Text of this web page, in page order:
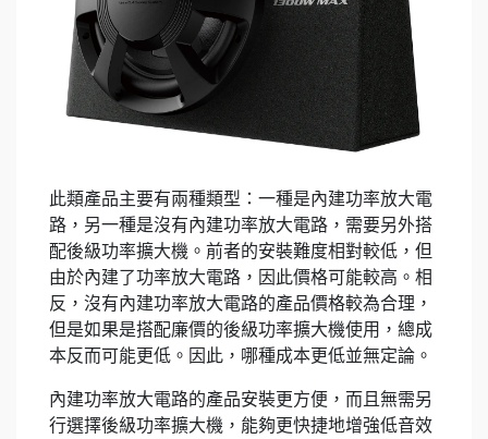
此類產品主要有兩種類型：一種是內建功率放大電
路，另一種是沒有內建功率放大電路，需要另外搭
配後級功率擴大機。前者的安裝難度相對較低，但
由於內建了功率放大電路，因此價格可能較高。相
反，沒有內建功率放大電路的產品價格較為合理，
但是如果是搭配廉價的後級功率擴大機使用，總成
本反而可能更低。因此，哪種成本更低並無定論。
內建功率放大電路的產品安裝更方便，而且無需另
行選擇後級功率擴大機，能夠更快捷地增強低音效